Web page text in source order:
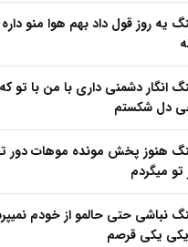
یه روز قول داد بهم هوا منو داره
انگار دشمنی داری با من با تو
دل شکستم
هنوز پخش مونده موهات
تو میگردم
نباشی حتی حالمو از خودم
یکی قرصم